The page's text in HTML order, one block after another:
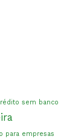
sem banco
para empresas